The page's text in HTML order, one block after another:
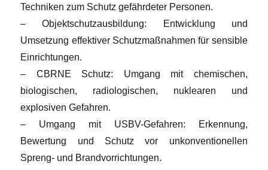
Techniken zum Schutz gefährdeter Personen.
– Objektschutzausbildung: Entwicklung und
Umsetzung effektiver Schutzmaßnahmen für sensible
Einrichtungen.
– CBRNE Schutz: Umgang mit chemischen,
biologischen, radiologischen, nuklearen und
explosiven Gefahren.
– Umgang mit USBV-Gefahren: Erkennung,
Bewertung und Schutz vor unkonventionellen
Spreng- und Brandvorrichtungen.